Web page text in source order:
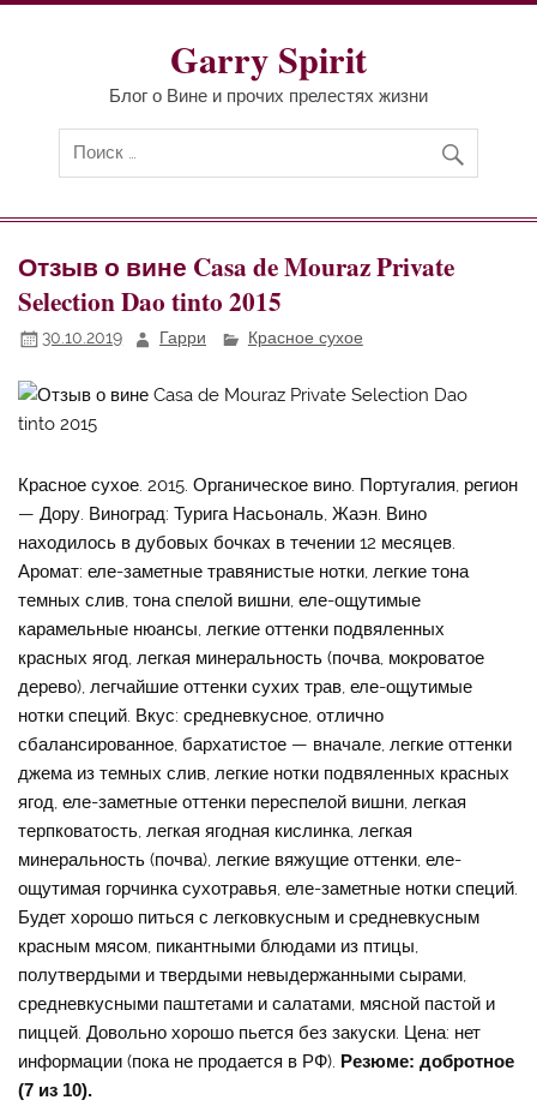
Перейти
Garry Spirit
Блог о Вине и прочих прелестях жизни
Отзыв о вине Casa de Mouraz Private
Selection Dao tinto 2015
30.10.2019 Гарри Красное сухое
Красное сухое. 2015. Органическое вино. Португалия, регион
— Дору. Виноград: Турига Насьональ, Жаэн. Вино
находилось в дубовых бочках в течении 12 месяцев.
Аромат: еле-заметные травянистые нотки, легкие тона
темных слив, тона спелой вишни, еле-ощутимые
карамельные нюансы, легкие оттенки подвяленных
красных ягод, легкая минеральность (почва, мокроватое
дерево), легчайшие оттенки сухих трав, еле-ощутимые
нотки специй. Вкус: средневкусное, отлично
сбалансированное, бархатистое — вначале, легкие оттенки
джема из темных слив, легкие нотки подвяленных красных
ягод, еле-заметные оттенки переспелой вишни, легкая
терпковатость, легкая ягодная кислинка, легкая
минеральность (почва), легкие вяжущие оттенки, еле-
ощутимая горчинка сухотравья, еле-заметные нотки специй.
Будет хорошо питься с легковкусным и средневкусным
красным мясом, пикантными блюдами из птицы,
полутвердыми и твердыми невыдержанными сырами,
средневкусными паштетами и салатами, мясной пастой и
пиццей. Довольно хорошо пьется без закуски. Цена: нет
информации (пока не продается в РФ). Резюме: добротное
(7 из 10).